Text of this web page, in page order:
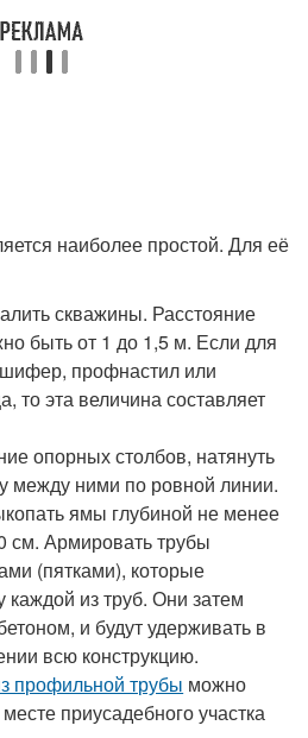
наиболее простой. Для её
скважины. Расстояние
быть от 1 до 1,5 м. Если для
шифер, профнастил или
то эта величина составляет
опорных столбов, натянуть
между ними по ровной линии.
ямы глубиной не менее
см. Армировать трубы
(пятками), которые
каждой из труб. Они затем
и будут удерживать в
всю конструкцию.
профильной трубы можно
приусадебного участка